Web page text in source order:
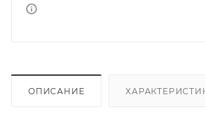
ОПИСАНИЕ